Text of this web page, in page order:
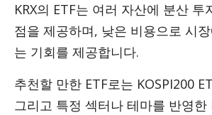
KRX의 ETF는 여러 자산에 분산 투
점을 제공하며, 낮은 비용으로 시
는 기회를 제공합니다.
추천할 만한 ETF로는 KOSPI200
그리고 특정 섹터나 테마를 반영한